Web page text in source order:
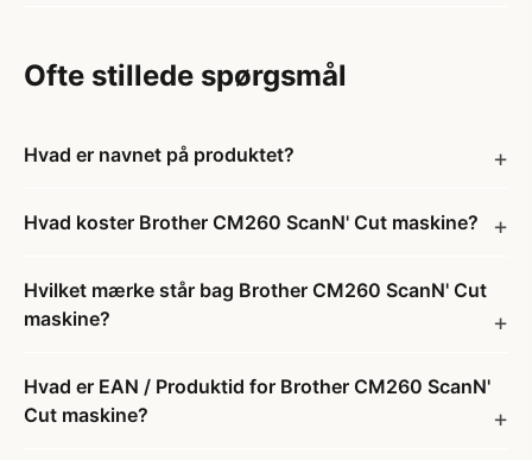
Ofte stillede spørgsmål
Hvad er navnet på produktet?
Hvad koster Brother CM260 ScanN' Cut maskine?
Hvilket mærke står bag Brother CM260 ScanN' Cut
maskine?
Hvad er EAN / Produktid for Brother CM260 ScanN'
Cut maskine?